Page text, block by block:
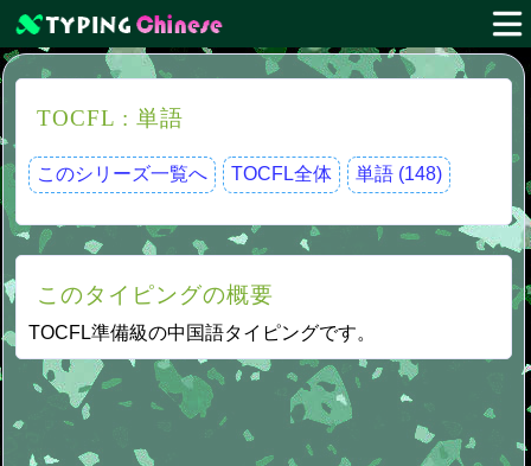
TOCFL : 単語
このシリーズ一覧へ TOCFL全体 単語 (148)
このタイピングの概要
TOCFL準備級の中国語タイピングです。